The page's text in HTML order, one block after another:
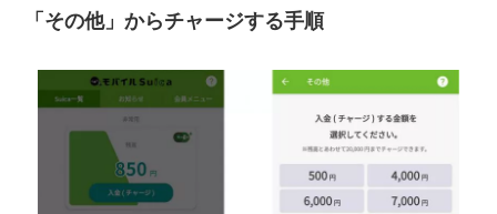
「その他」からチャージする手順